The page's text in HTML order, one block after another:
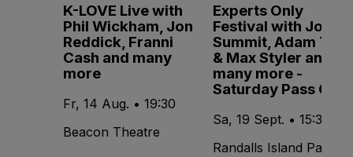
K-LOVE Live with
Phil Wickham, Jon
Reddick, Franni
Cash and many
more
Fr, 14 Aug. • 19:30
Beacon Theatre
Experts Only
Festival with John
Summit, Adam Ten
& Max Styler and
many more -
Saturday Pass Only
Sa, 19 Sept. • 15:30
Randalls Island Park